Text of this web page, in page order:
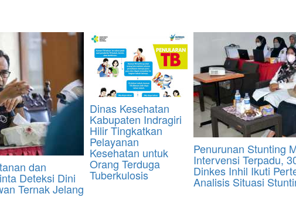
dan
Deteksi Dini
Ternak Jelang
Dinas Kesehatan
Kabupaten Indragiri
Hilir Tingkatkan
Pelayanan
Kesehatan untuk
Orang Terduga
Tuberkulosis
Penurunan Stunting
Intervensi Terpadu,
Dinkes Inhil Ikuti
Analisis Situasi